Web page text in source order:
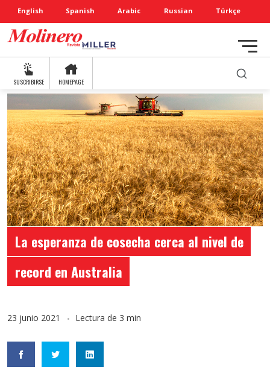
English Spanish Arabic Russian Türkçe
SUSCRIBIRSE HOMEPAGE
La esperanza de cosecha cerca al nivel de
record en Australia
23 junio 2021 Lectura de 3 min